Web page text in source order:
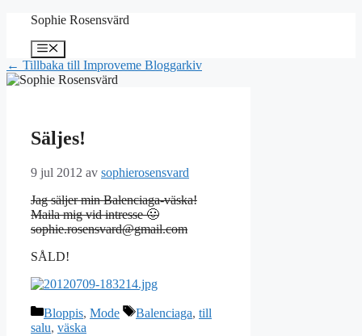
Hoppa
innehåll
Sophie Rosensvärd
Meny
← Tillbaka till Improveme Bloggarkiv
Säljes!
9 jul 2012 av sophierosensvard
Jag säljer min Balenciaga-väska!
Maila mig vid intresse 🙂
sophie.rosensvard@gmail.com
SÅLD!
Kategorier
Bloppis, Mode Etiketter
Balenciaga, till
salu, väska